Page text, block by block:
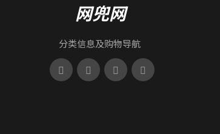
网兜网
分类信息及购物导航